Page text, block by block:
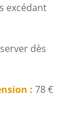
excédant
dès
: 78 €